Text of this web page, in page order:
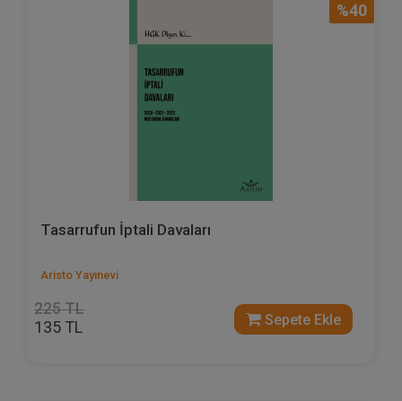
%40
Tasarrufun İptali Davaları
Aristo Yayınevi
225 TL
135 TL Sepete Ekle